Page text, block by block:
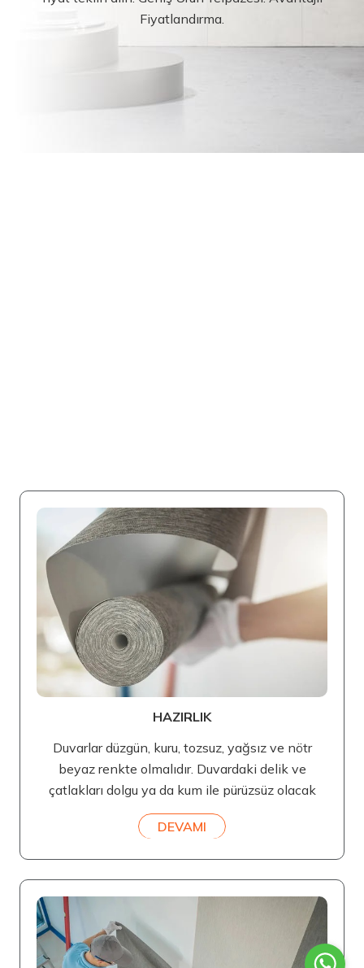
Fiyatlandırma.
HAZIRLIK
Duvarlar düzgün, kuru, tozsuz, yağsız ve nötr
beyaz renkte olmalıdır. Duvardaki delik ve
çatlakları dolgu ya da kum ile pürüzsüz olacak
DEVAMI